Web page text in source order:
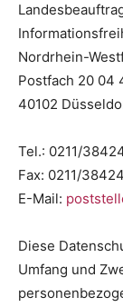
Nordrhein-
Postfach 20 04
40102
Tel.: 0211/
Fax: 0211/
E-Mail:
Diese
Umfang und